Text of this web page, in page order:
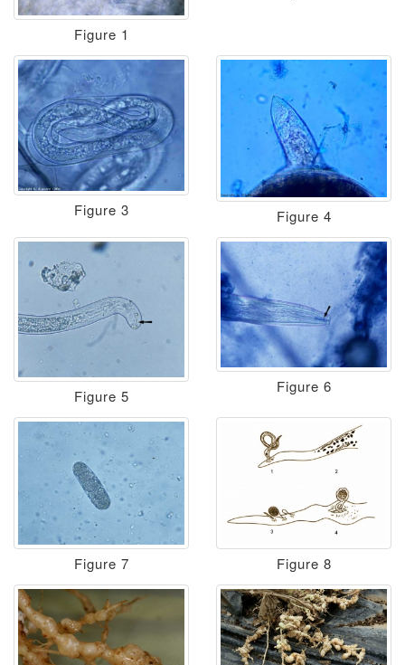
Figure 1
Figure 3 Figure 4
Figure 5
Figure 6
Figure 7 Figure 8